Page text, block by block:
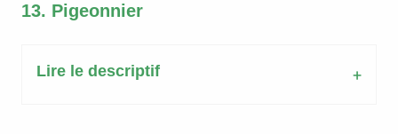
13. Pigeonnier
Lire le descriptif